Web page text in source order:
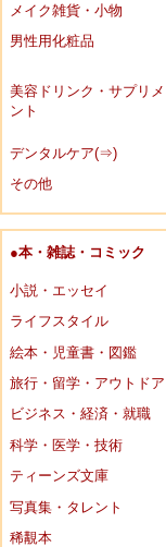
メイク雑貨・小物
男性用化粧品
美容ドリンク・サプリメ
ント
デンタルケア(⇒)
その他
●本・雑誌・コミック
小説・エッセイ
ライフスタイル
絵本・児童書・図鑑
旅行・留学・アウトドア
ビジネス・経済・就職
科学・医学・技術
ティーンズ文庫
写真集・タレント
稀覯本